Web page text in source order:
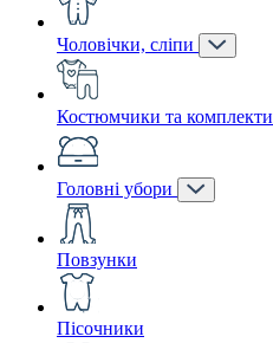
Чоловічки, сліпи
Костюмчики та комплекти
Головні убори
Повзунки
Пісочники